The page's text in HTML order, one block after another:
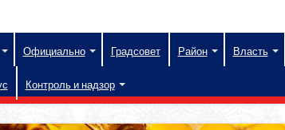
Официально Градсовет Район Власть
Контроль и надзор